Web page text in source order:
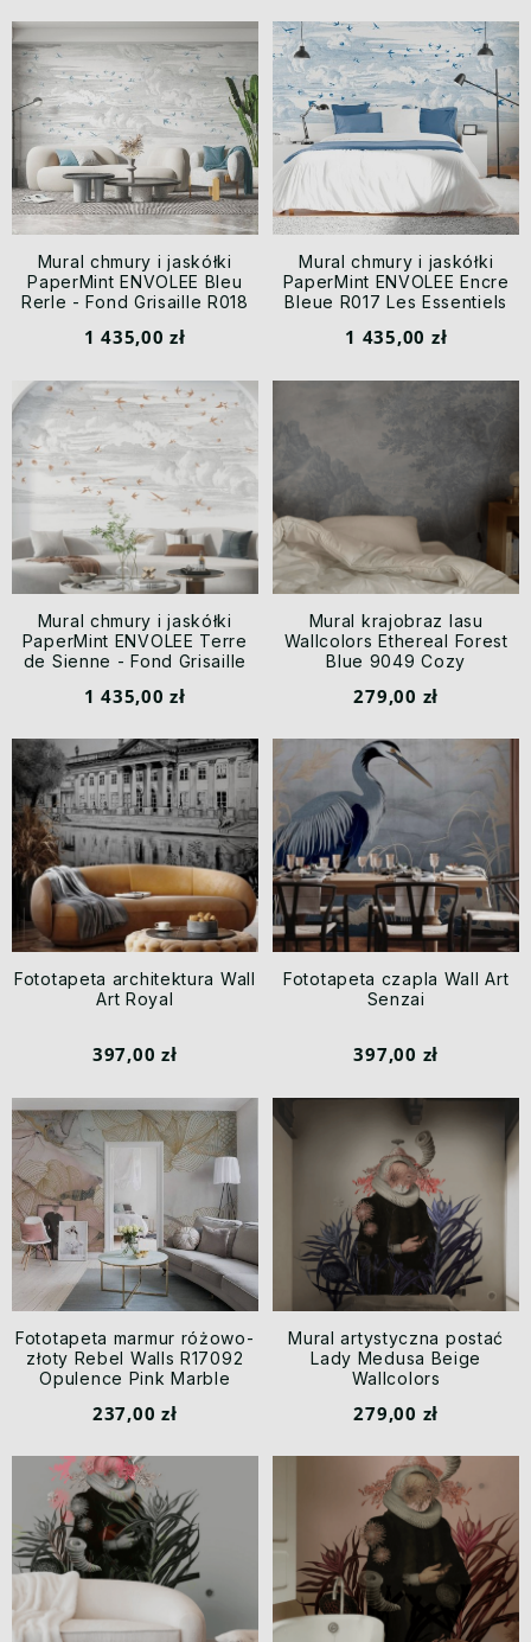
Mural chmury i jaskółki
PaperMint ENVOLEE Bleu
Rerle - Fond Grisaille R018
1 435,00 zł
Mural chmury i jaskółki
PaperMint ENVOLEE Encre
Bleue R017 Les Essentiels
1 435,00 zł
Mural chmury i jaskółki
PaperMint ENVOLEE Terre
de Sienne - Fond Grisaille
1 435,00 zł
Mural krajobraz lasu
Wallcolors Ethereal Forest
Blue 9049 Cozy
279,00 zł
Fototapeta architektura Wall
Art Royal
397,00 zł
Fototapeta czapla Wall Art
Senzai
397,00 zł
Fototapeta marmur różowo-
złoty Rebel Walls R17092
Opulence Pink Marble
237,00 zł
Mural artystyczna postać
Lady Medusa Beige
Wallcolors
279,00 zł